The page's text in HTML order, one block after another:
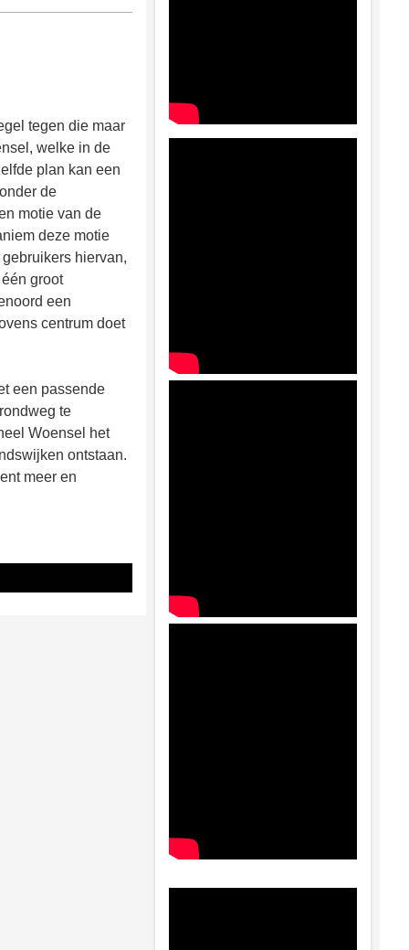
tegen die maar
welke in de
plan kan een
de
motie van de
deze motie
hiervan,
groot
een
centrum doet
een passende
te
Woensel het
ontstaan.
meer en